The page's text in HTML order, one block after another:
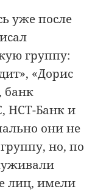
уже после
группу:
«Дорис
банк
НСТ-Банк и
они не
но, по
лиц, имели